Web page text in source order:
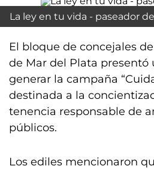
La ley en tu vida - paseador
El bloque de concejales
de Mar del Plata presentó
generar la campaña
destinada a la
tenencia responsable de
públicos.
Los ediles mencionaron